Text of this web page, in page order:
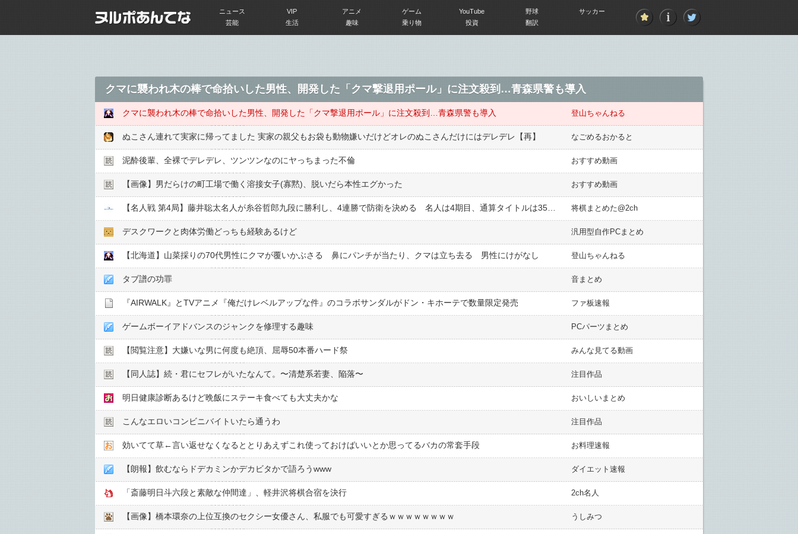
ニュース VIP アニメ ゲーム YouTube 野球
サッカー
芸能
生活 趣味 乗り物 投資 翻訳
クマに襲われ木の棒で命拾いした男性、開発した「クマ撃退用ポール」に注文殺到…青森県警も導入
クマに襲われ木の棒で命拾いした男性、開発した「クマ撃退用ポール」に注文殺到…青森県警も導入 登山ちゃんねる
ぬこさん連れて実家に帰ってました 実家の親父もお袋も動物嫌いだけどオレのぬこさんだけにはデレデレ【再】 なごめるおかると
泥酔後輩、全裸でデレデレ、ツンツンなのにヤっちまった不倫 おすすめ動画
【画像】男だらけの町工場で働く溶接女子(寡黙)、脱いだら本性エグかった おすすめ動画
将棋まとめた@2ch
デスクワークと肉体労働どっちも経験あるけど 汎用型自作PCまとめ
【北海道】山菜採りの70代男性にクマが覆いかぶさる 鼻にパンチが当たり、クマは立ち去る 男性にけがなし 登山ちゃんねる
タブ譜の功罪 音まとめ
『AIRWALK』とTVアニメ『俺だけレベルアップな件』のコラボサンダルがドン・キホーテで数量限定発売 ファ板速報
ゲームボーイアドバンスのジャンクを修理する趣味 PCパーツまとめ
【閲覧注意】大嫌いな男に何度も絶頂、屈辱50本番ハード祭 みんな見てる動画
【同人誌】続・君にセフレがいたなんて。〜清楚系若妻、陥落〜 注目作品
明日健康診断あるけど晩飯にステーキ食べても大丈夫かな おいしいまとめ
こんなエロいコンビニバイトいたら通うわ 注目作品
効いてて草←言い返せなくなるととりあえずこれ使っておけばいいとか思ってるバカの常套手段 お料理速報
【朗報】飲むならドデカミンかデカビタかで語ろうwww ダイエット速報
「斎藤明日斗六段と素敵な仲間達」、軽井沢将棋合宿を決行 2ch名人
【画像】橋本環奈の上位互換のセクシー女優さん、私服でも可愛すぎるｗｗｗｗｗｗｗｗ うしみつ